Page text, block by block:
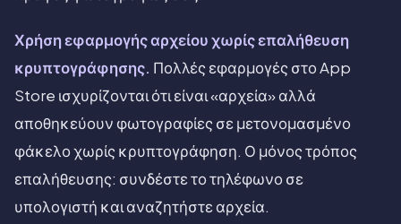
Χρήση εφαρμογής αρχείου χωρίς επαλήθευση
κρυπτογράφησης. Πολλές εφαρμογές στο App
Store ισχυρίζονται ότι είναι «αρχεία» αλλά
αποθηκεύουν φωτογραφίες σε μετονομασμένο
φάκελο χωρίς κρυπτογράφηση. Ο μόνος τρόπος
επαλήθευσης: συνδέστε το τηλέφωνο σε
υπολογιστή και αναζητήστε αρχεία.